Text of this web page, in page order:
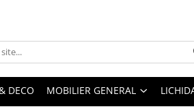
DECO MOBILIER GENERAL